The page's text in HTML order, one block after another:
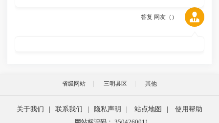
答复 网友（ ）
省级网站 三明县区 其他
关于我们 联系我们 隐私声明 站点地图
使用帮助